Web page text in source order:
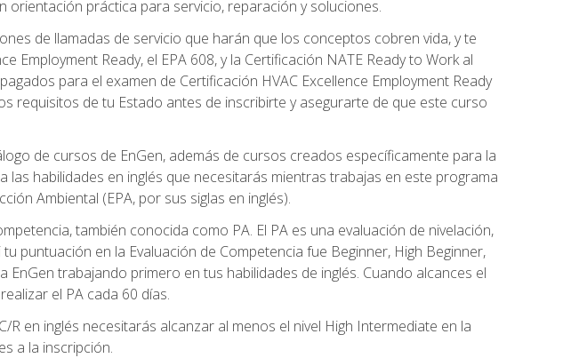
orientación práctica para servicio, reparación y soluciones.
de llamadas de servicio que harán que los conceptos cobren vida, y te
Employment Ready, el EPA 608, y la Certificación NATE Ready to Work al
para el examen de Certificación HVAC Excellence Employment Ready
requisitos de tu Estado antes de inscribirte y asegurarte de que este curso
de cursos de EnGen, además de cursos creados específicamente para la
habilidades en inglés que necesitarás mientras trabajas en este programa
Ambiental (EPA, por sus siglas en inglés).
también conocida como PA. El PA es una evaluación de nivelación,
puntuación en la Evaluación de Competencia fue Beginner, High Beginner,
trabajando primero en tus habilidades de inglés. Cuando alcances el
el PA cada 60 días.
en inglés necesitarás alcanzar al menos el nivel High Intermediate en la
a la inscripción.